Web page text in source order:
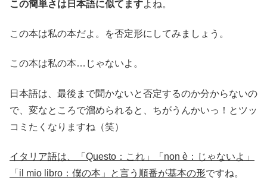
この簡単さは日本語に似てますよね。
この本は私の本だよ。を否定形にしてみましょう。
この本は私の本…じゃないよ。
日本語は、最後まで聞かないと否定するのか分からないの
で、変なところで溜められると、ちがうんかいっ！とツッ
コミたくなりますね（笑）
イタリア語は、「Questo：これ」「non è：じゃないよ」
「il mio libro：僕の本」と言う順番が基本の形ですね。